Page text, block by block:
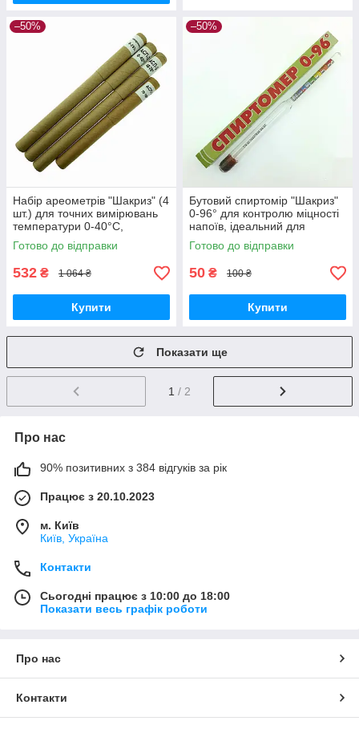
–50%
Набір ареометрів "Шакриз" (4
шт.) для точних вимірювань
температури 0-40°C,
виробництво Україна
Готово до відправки
532 ₴ 1 064 ₴
Купити
–50%
Бутовий спиртомір "Шакриз"
0-96° для контролю міцності
напоїв, ідеальний для
домашнього використання
Готово до відправки
50 ₴ 100 ₴
Купити
Показати ще
1 / 2
Про нас
90% позитивних з 384 відгуків за рік
Працює з 20.10.2023
м. Київ
Київ, Україна
Контакти
Сьогодні працює з 10:00 до 18:00
Показати весь графік роботи
Про нас
Контакти